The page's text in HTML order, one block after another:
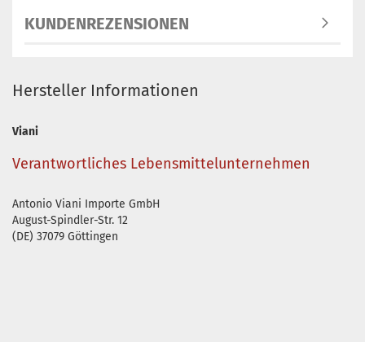
KUNDENREZENSIONEN
Hersteller Informationen
Viani
Verantwortliches Lebensmittelunternehmen
Antonio Viani Importe GmbH
August-Spindler-Str. 12
(DE) 37079 Göttingen